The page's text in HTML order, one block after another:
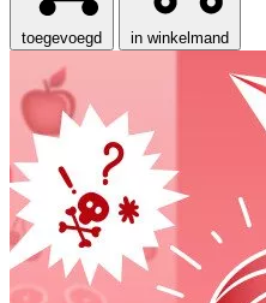
toegevoegd in winkelmand